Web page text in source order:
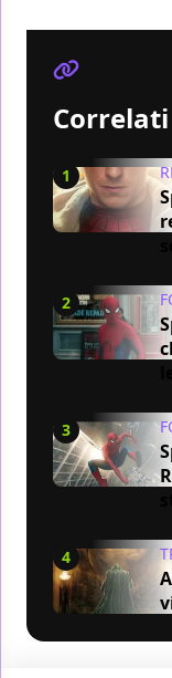
Correlati
1
2
3
4